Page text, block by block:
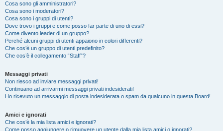
Cosa sono gli amministratori?
Cosa sono i moderatori?
Cosa sono i gruppi di utenti?
Dove trovo i gruppi e come posso far parte di uno di essi?
Come divento leader di un gruppo?
Perché alcuni gruppi di utenti appaiono in colori differenti?
Che cos’è un gruppo di utenti predefinito?
Che cos’è il collegamento “Staff”?
Messaggi privati
Non riesco ad inviare messaggi privati!
Continuano ad arrivarmi messaggi privati indesiderati!
Ho ricevuto un messaggio di posta indesiderata o spam da qualcuno in questa Board!
Amici e ignorati
Che cos’è la mia lista amici e ignorati?
Come posso aggiungere o rimuovere un utente dalla mia lista amici o ignorati?